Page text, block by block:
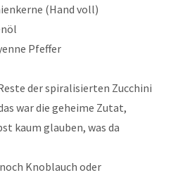
(Hand voll)
Pfeffer
der spiralisierten Zucchini
war die geheime Zutat,
kaum glauben, was da
Knoblauch oder